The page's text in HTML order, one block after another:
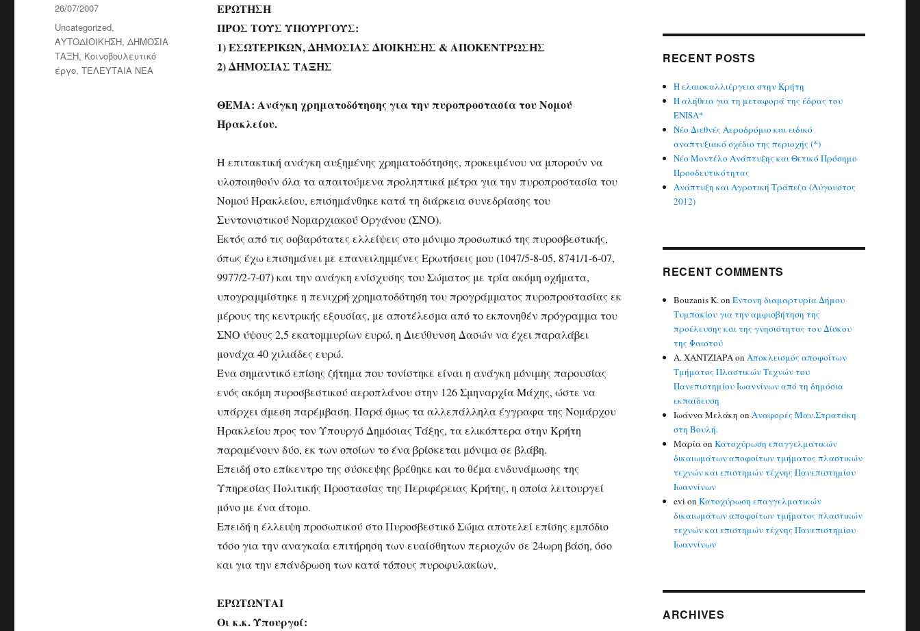
ΕΡΩΤΗΣΗ
ΠΡΟΣ ΤΟΥΣ ΥΠΟΥΡΓΟΥΣ:
1) ΕΣΩΤΕΡΙΚΩΝ, ΔΗΜΟΣΙΑΣ ΔΙΟΙΚΗΣΗΣ & ΑΠΟΚΕΝΤΡΩΣΗΣ
2) ΔΗΜΟΣΙΑΣ ΤΑΞΗΣ
ΘΕΜΑ: Ανάγκη χρηματοδότησης για την πυροπροστασία του Νομού
Ηρακλείου.
Η επιτακτική ανάγκη αυξημένης χρηματοδότησης, προκειμένου να μπορούν να
υλοποιηθούν όλα τα απαιτούμενα προληπτικά μέτρα για την πυροπροστασία του
Νομού Ηρακλείου, επισημάνθηκε κατά τη διάρκεια συνεδρίασης του
Συντονιστικού Νομαρχιακού Οργάνου (ΣΝΟ).
Εκτός από τις σοβαρότατες ελλείψεις στο μόνιμο προσωπικό της πυροσβεστικής,
όπως έχω επισημάνει με επανειλημμένες Ερωτήσεις μου (1047/5-8-05, 8741/1-6-07,
9977/2-7-07) και την ανάγκη ενίσχυσης του Σώματος με τρία ακόμη οχήματα,
υπογραμμίστηκε η πενιχρή χρηματοδότηση του προγράμματος πυροπροστασίας εκ
μέρους της κεντρικής εξουσίας, με αποτέλεσμα από το εκπονηθέν πρόγραμμα του
ΣΝΟ ύψους 2,5 εκατομμυρίων ευρώ, η Διεύθυνση Δασών να έχει παραλάβει
μονάχα 40 χιλιάδες ευρώ.
Ένα σημαντικό επίσης ζήτημα που τονίστηκε είναι η ανάγκη μόνιμης παρουσίας
ενός ακόμη πυροσβεστικού αεροπλάνου στην 126 Σμηναρχία Μάχης, ώστε να
υπάρχει άμεση παρέμβαση. Παρά όμως τα αλλεπάλληλα έγγραφα της Νομάρχου
Ηρακλείου προς τον Υπουργό Δημόσιας Τάξης, τα ελικόπτερα στην Κρήτη
παραμένουν δύο, εκ των οποίων το ένα βρίσκεται μόνιμα σε βλάβη.
Επειδή στο επίκεντρο της σύσκεψης βρέθηκε και το θέμα ενδυνάμωσης της
Υπηρεσίας Πολιτικής Προστασίας της Περιφέρειας Κρήτης, η οποία λειτουργεί
μόνο με ένα άτομο.
Επειδή η έλλειψη προσωπικού στο Πυροσβεστικό Σώμα αποτελεί επίσης εμπόδιο
τόσο για την αναγκαία επιτήρηση των ευαίσθητων περιοχών σε 24ωρη βάση, όσο
και για την επάνδρωση των κατά τόπους πυροφυλακίων,
ΕΡΩΤΩΝΤΑΙ
Οι κ.κ. Υπουργοί:
Posted
on
26/07/2007
Categories
Uncategorized,
ΑΥΤΟΔΙΟΙΚΗΣΗ,ΔΗΜΟΣΙΑ
ΤΑΞΗ, Κοινοβουλευτικό
έργο,ΤΕΛΕΥΤΑΙΑ ΝΕΑ
RECENT POSTS
Η ελαιοκαλλιέργεια στην Κρήτη
Η αλήθεια για τη μεταφορά της έδρας του
ENISA*
Νέο Διεθνές Αεροδρόμιο και ειδικό
αναπτυξιακό σχέδιο της περιοχής (*)
Νέο Μοντέλο Ανάπτυξης και Θετικό Πρόσημο
Προοδευτικότητας
Ανάπτυξη και Αγροτική Τράπεζα (Αύγουστος
2012)
RECENT COMMENTS
Bouzanis K.onΈντονη διαμαρτυρία Δήμου
Τυμπακίου για την αμφισβήτηση της
προέλευσης και της γνησιότητας του Δίσκου
της Φαιστού
Α. ΧΑΝΤΖΙΑΡΑonΑποκλεισμός αποφοίτων
Τμήματος Πλαστικών Τεχνών του
Πανεπιστημίου Ιωαννίνων από τη δημόσια
εκπαίδευση
Ιωάννα Μελάκη onΑναφορές Μαν.Στρατάκη
στη Βουλή.
ΜαρίαonΚατοχύρωση επαγγελματικών
δικαιωμάτων αποφοίτων τμήματος πλαστικών
τεχνών και επιστημών τέχνης Πανεπιστημίου
Ιωαννίνων
evi onΚατοχύρωση επαγγελματικών
δικαιωμάτων αποφοίτων τμήματος πλαστικών
τεχνών και επιστημών τέχνης Πανεπιστημίου
Ιωαννίνων
ARCHIVES